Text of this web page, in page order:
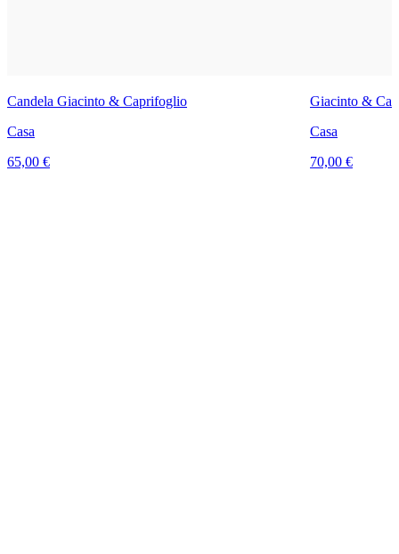
Candela Giacinto & Caprifoglio
Casa
65,00 €
Giacinto &
Casa
70,00 €